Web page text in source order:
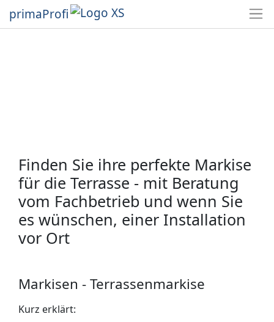
primaProfi
Finden Sie ihre perfekte Markise
für die Terrasse - mit Beratung
vom Fachbetrieb und wenn Sie
es wünschen, einer Installation
vor Ort
Markisen - Terrassenmarkise
Kurz erklärt: